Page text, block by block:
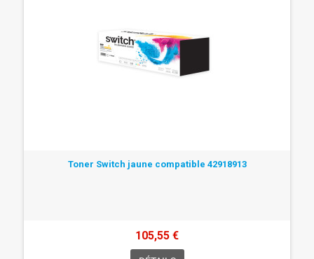
Toner Switch jaune compatible 42918913
105,55 €